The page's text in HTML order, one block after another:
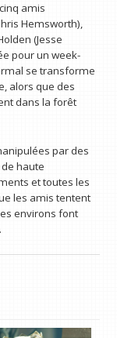
amis
Hemsworth),
(Jesse
pour un week-
se transforme
alors que des
dans la forêt
par des
haute
et toutes les
les amis tentent
environs font